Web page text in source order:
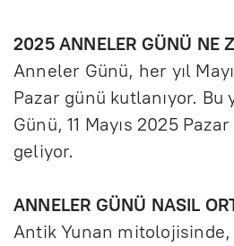
2025 ANNELER GÜNÜ NE
Anneler Günü, her yıl
Pazar günü kutlanıyor. Bu
Günü, 11 Mayıs 2025
geliyor.
ANNELER GÜNÜ NASIL
Antik Yunan